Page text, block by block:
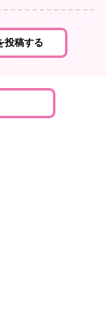
投稿する